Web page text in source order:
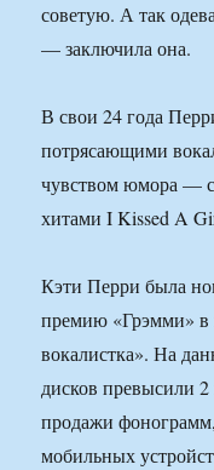
советую. А так
— заключила она.
В свои 24 года
потрясающими
чувством юмора —
хитами I Kissed A
Кэти Перри была
премию «Грэмми» в
вокалистка». На
дисков превысили
продажи
мобильных